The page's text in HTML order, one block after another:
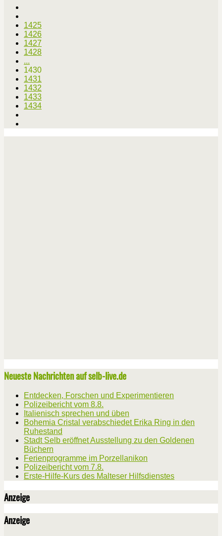
1425
1426
1427
1428
...
1430
1431
1432
1433
1434
Neueste Nachrichten auf selb-live.de
Entdecken, Forschen und Experimentieren
Polizeibericht vom 8.8.
Italienisch sprechen und üben
Bohemia Cristal verabschiedet Erika Ring in den
Ruhestand
Stadt Selb eröffnet Ausstellung zu den Goldenen
Büchern
Ferienprogramme im Porzellanikon
Polizeibericht vom 7.8.
Erste-Hilfe-Kurs des Malteser Hilfsdienstes
Anzeige
Anzeige